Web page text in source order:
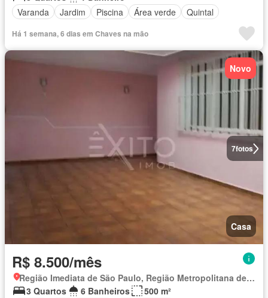
Varanda
Jardim Piscina Área verde Quintal
Há 1 semana, 6 dias em Chaves na mão
7fotos
Novo
Casa
R$ 8.500/mês
Região Imediata de São Paulo, Região Metropolitana de São Paulo
3 Quartos
6 Banheiros
500 m²